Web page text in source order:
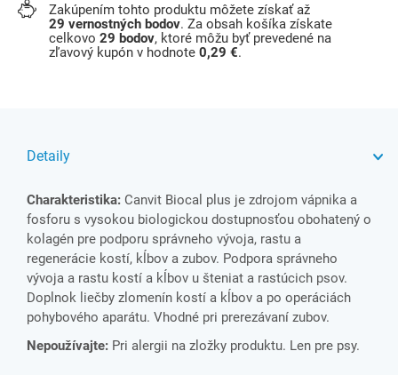
Zakúpením tohto produktu môžete získať až
29 vernostných bodov. Za obsah košíka získate
celkovo 29 bodov, ktoré môžu byť prevedené na
zľavový kupón v hodnote 0,29 €.
Detaily
Charakteristika: Canvit Biocal plus je zdrojom vápnika a
fosforu s vysokou biologickou dostupnosťou obohatený o
kolagén pre podporu správneho vývoja, rastu a
regenerácie kostí, kĺbov a zubov. Podpora správneho
vývoja a rastu kostí a kĺbov u šteniat a rastúcich psov.
Doplnok liečby zlomenín kostí a kĺbov a po operáciách
pohybového aparátu. Vhodné pri prerezávaní zubov.
Nepoužívajte: Pri alergii na zložky produktu. Len pre psy.